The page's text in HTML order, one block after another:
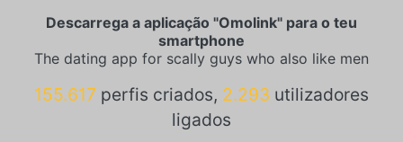
Descarrega a aplicação "Omolink" para o teu
smartphone
The dating app for scally guys who also like men
155.617 perfis criados, 2.293 utilizadores
ligados